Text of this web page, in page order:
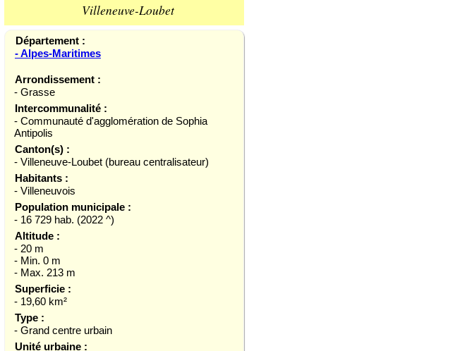
Villeneuve-Loubet
Département :
- Alpes-Maritimes
Arrondissement :
- Grasse
Intercommunalité :
- Communauté d'agglomération de Sophia
Antipolis
Canton(s) :
- Villeneuve-Loubet (bureau centralisateur)
Habitants :
- Villeneuvois
Population municipale :
- 16 729 hab. (2022 ^)
Altitude :
- 20 m
- Min. 0 m
- Max. 213 m
Superficie :
- 19,60 km²
Type :
- Grand centre urbain
Unité urbaine :